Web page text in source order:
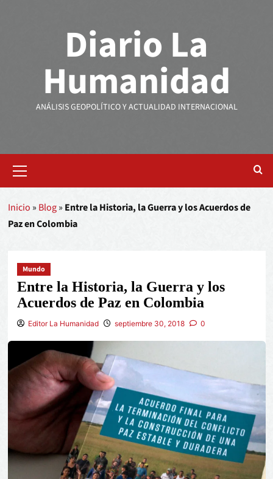
Diario La
Humanidad
ANÁLISIS GEOPOLÍTICO Y ACTUALIDAD INTERNACIONAL
Inicio » Blog» Entre la Historia, la Guerra y los Acuerdos de
Paz en Colombia
Mundo
Entre la Historia, la Guerra y los
Acuerdos de Paz en Colombia
Editor La Humanidad septiembre 30, 2018 0